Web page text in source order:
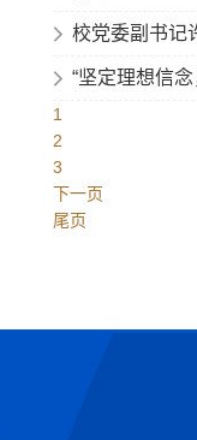
校党委副书记
“坚定理想信
1
2
3
下一页
尾页